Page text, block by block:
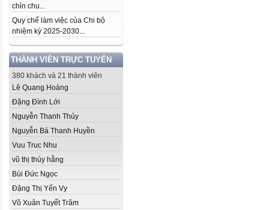
chỉn chu...
Quy chế làm việc của Chi bộ
nhiệm kỳ 2025-2030...
THÀNH VIÊN TRỰC TUYẾN
380 khách và 21 thành viên
Lê Quang Hoàng
Đặng Đình Lới
Nguyễn Thanh Thủy
Nguyễn Bá Thanh Huyền
Vuu Truc Nhu
vũ thị thúy hằng
Bùi Đức Ngọc
Đặng Thị Yến Vy
Võ Xuân Tuyết Trâm